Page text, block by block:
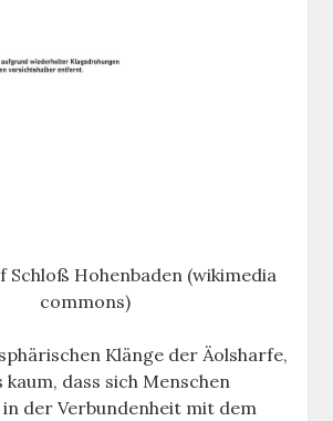
Schloß Hohenbaden (wikimedia
commons)
Klänge der Äolsharfe,
dass sich Menschen
der Verbundenheit mit dem